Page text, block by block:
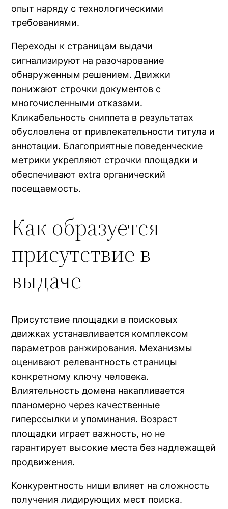
опыт наряду с технологическими
требованиями.
Переходы к страницам выдачи
сигнализируют на разочарование
обнаруженным решением. Движки
понижают строчки документов с
многочисленными отказами.
Кликабельность сниппета в результатах
обусловлена от привлекательности титула и
аннотации. Благоприятные поведенческие
метрики укрепляют строчки площадки и
обеспечивают extra органический
посещаемость.
Как образуется
присутствие в
выдаче
Присутствие площадки в поисковых
движках устанавливается комплексом
параметров ранжирования. Механизмы
оценивают релевантность страницы
конкретному ключу человека.
Влиятельность домена накапливается
планомерно через качественные
гиперссылки и упоминания. Возраст
площадки играет важность, но не
гарантирует высокие места без надлежащей
продвижения.
Конкурентность ниши влияет на сложность
получения лидирующих мест поиска.